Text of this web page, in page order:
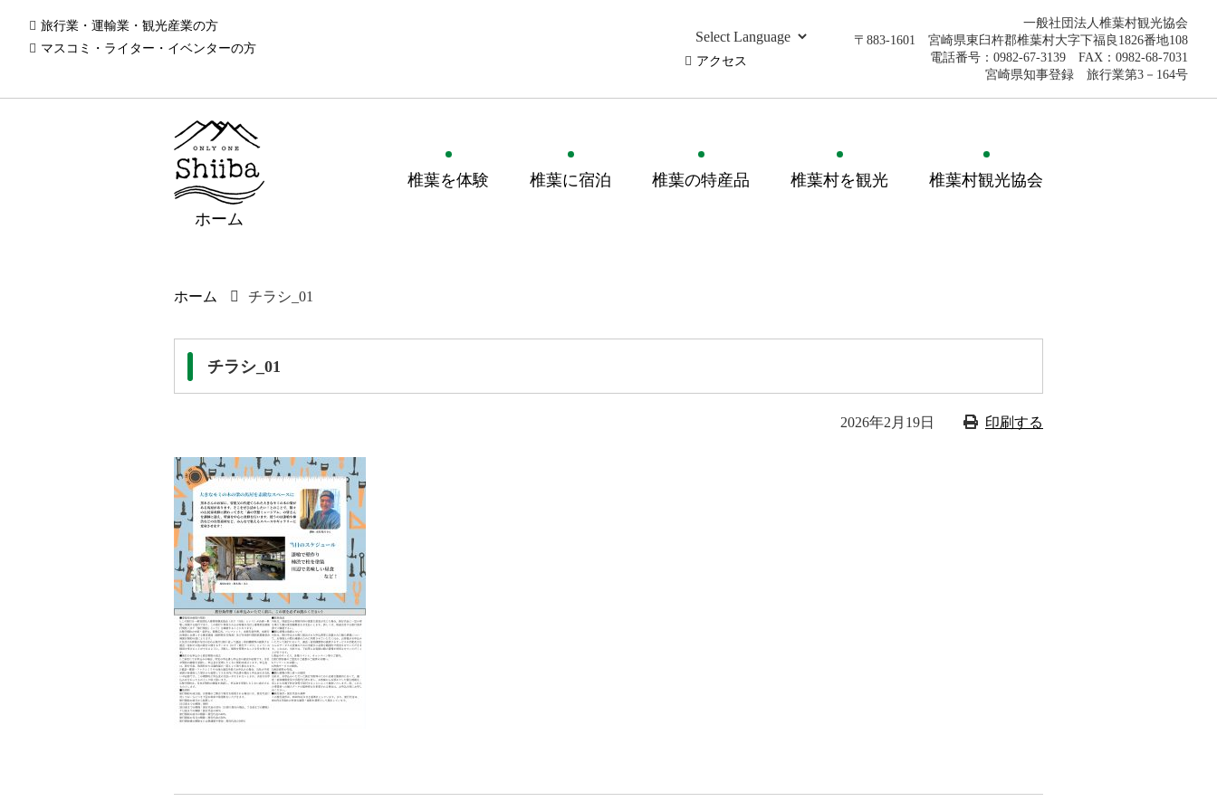
旅行業・運輸業・観光産業の方
マスコミ・ライター・イベンターの方
アクセス
一般社団法人椎葉村観光協会
〒883-1601 宮崎県東臼杵郡椎葉村大字下福良1826番地108
電話番号：0982-67-3139 FAX：0982-68-7031
宮崎県知事登録 旅行業第3－164号
ホーム
椎葉を体験 椎葉に宿泊 椎葉の特産品 椎葉村を観光 椎葉村観光協会
ホーム チラシ_01
チラシ_01
2026年2月19日 印刷する